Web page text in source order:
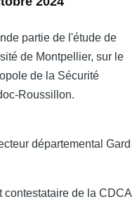
partie de l'étude de
de Montpellier, sur le
de la Sécurité
Roussillon.
départemental Gard
contestataire de la CDCA